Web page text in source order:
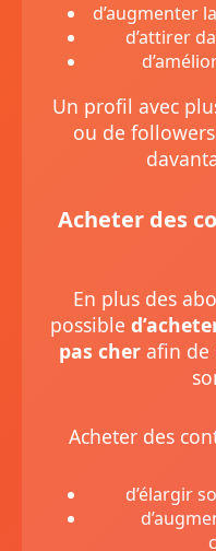
d’augmenter
d’attirer
Un profil avec
ou de
Acheter des
En plus des
possible
pas cher afin de
Acheter des
d’élargir